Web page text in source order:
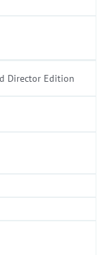
Director Edition